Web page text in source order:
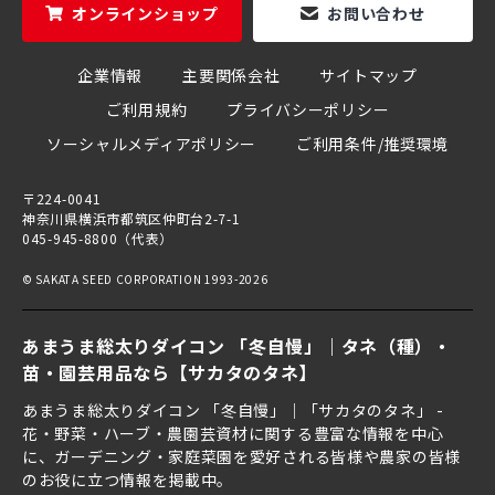
あまうま総太りダイコン 「冬自慢」｜タネ（種）・
苗・園芸用品なら【サカタのタネ】
あまうま総太りダイコン 「冬自慢」｜「サカタのタネ」 -
花・野菜・ハーブ・農園芸資材に関する豊富な情報を中心
に、ガーデニング・家庭菜園を愛好される皆様や農家の皆様
のお役に立つ情報を掲載中。
オンラインショップ お問い合わせ
企業情報 主要関係会社
サイトマップ
ご利用規約
プライバシーポリシー
ソーシャルメディアポリシー
ご利用条件/推奨環境
〒224-0041
神奈川県横浜市都筑区仲町台2-7-1
045-945-8800（代表）
© SAKATA SEED CORPORATION 1993-2026